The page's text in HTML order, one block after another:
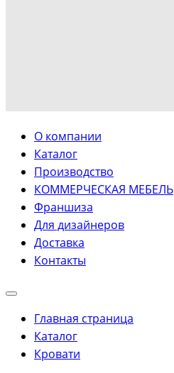
О компании
Каталог
Производство
КОММЕРЧЕСКАЯ МЕБЕЛЬ
Франшиза
Для дизайнеров
Доставка
Контакты
Главная страница
Каталог
Кровати